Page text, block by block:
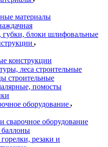
материалы
блоки шлифовальные
конструкции
леса строительные
строительные
помосты
оборудование
сварочное оборудование
баллоны
резаки и